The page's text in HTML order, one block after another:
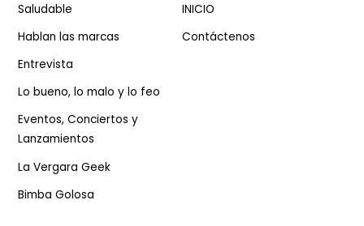
Saludable
Hablan las marcas
Entrevista
Lo bueno, lo malo y lo feo
Eventos, Conciertos y
Lanzamientos
La Vergara Geek
Bimba Golosa
INICIO
Contáctenos